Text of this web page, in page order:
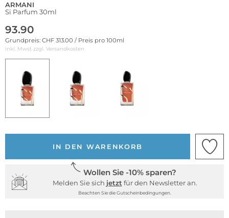
ARMANI
Si Parfum 30ml
93.90
Grundpreis: CHF 313.00 / Preis pro 100ml
inkl. Mwst zzgl. Versandkosten
IN DEN WARENKORB
Wollen Sie -10% sparen?
Melden Sie sich jetzt für den Newsletter an.
Beachten Sie die Gutscheinbedingungen.